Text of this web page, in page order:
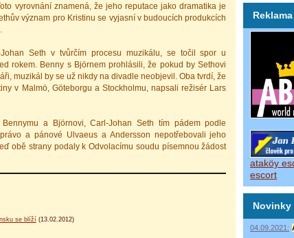
Reklama
ataköy
escort
Novinky
04.09.2021:
vyrovnání znamená, že jeho reputace jako dramatika je
význam pro Kristinu se vyjasní v budoucích produkcích
Seth v tvůrčím procesu muzikálu, se točil spor u
rokem. Benny s Björnem prohlásili, že pokud by Sethovi
muzikál by se už nikdy na divadle neobjevil. Oba tvrdí, že
v Malmö, Göteborgu a Stockholmu, napsali režisér Lars
a Björnovi, Carl-Johan Seth tím pádem podle
a pánové Ulvaeus a Andersson nepotřebovali jeho
obě strany podaly k Odvolacímu soudu písemnou žádost
se blíží (13.02.2012)